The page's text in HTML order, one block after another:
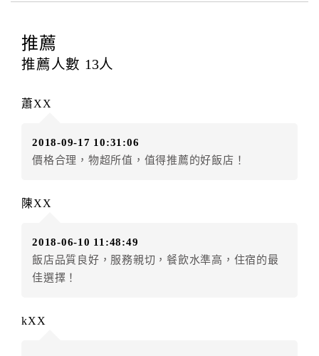
提出申辦不得異動訂單。
每筆訂單異動限定
辦理取消退款。
房者應補足差額。（限原訂飯店）
房者不得要求退其差額。（限原訂飯店）
額6個月
．訂房者使用「保留住宿金額」時，請注意！為避免飯
店客滿，敬請及早計畫，如逾時未提出申辦，視同無條
件放棄訂單（住宿權益）。 （限原訂飯店使用）
得辦理取消退款。
推薦
推薦人數 13人
蕭XX
2018-09-17 10:31:06
價格合理，物超所值，值得推薦的好飯店！
陳XX
2018-06-10 11:48:49
飯店品質良好，服務親切，餐飲水準高，住宿的最
佳選擇！
kXX